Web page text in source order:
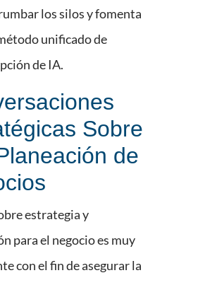
los silos y fomenta
unificado de
de IA.
Sobre
de
estrategia y
para el negocio es muy
con el fin de asegurar la